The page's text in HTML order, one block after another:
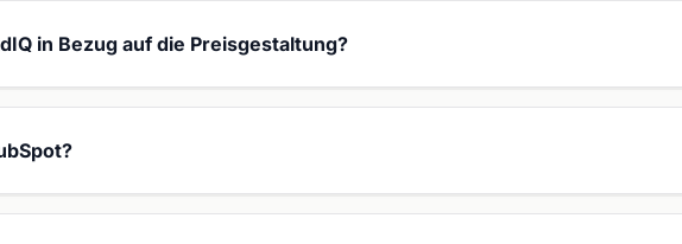
in Bezug auf die Preisgestaltung?